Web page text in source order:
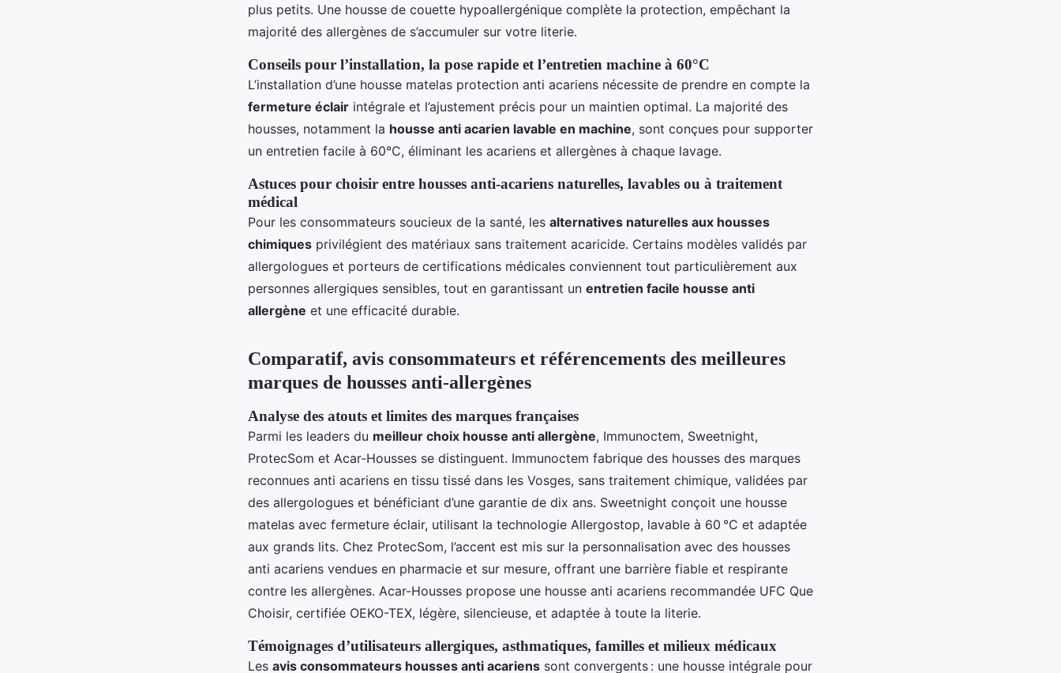
plus petits. Une housse de couette hypoallergénique complète la protection, empêchant la
majorité des allergènes de s’accumuler sur votre literie.
Conseils pour l’installation, la pose rapide et l’entretien machine à 60°C
L’installation d’une housse matelas protection anti acariens nécessite de prendre en compte la
fermeture éclair intégrale et l’ajustement précis pour un maintien optimal. La majorité des
housses, notamment la housse anti acarien lavable en machine, sont conçues pour supporter
un entretien facile à 60°C, éliminant les acariens et allergènes à chaque lavage.
Astuces pour choisir entre housses anti-acariens naturelles, lavables ou à traitement
médical
Pour les consommateurs soucieux de la santé, les alternatives naturelles aux housses
chimiques privilégient des matériaux sans traitement acaricide. Certains modèles validés par
allergologues et porteurs de certifications médicales conviennent tout particulièrement aux
personnes allergiques sensibles, tout en garantissant un entretien facile housse anti
allergène et une efficacité durable.
Comparatif, avis consommateurs et référencements des meilleures
marques de housses anti-allergènes
Analyse des atouts et limites des marques françaises
Parmi les leaders du meilleur choix housse anti allergène, Immunoctem, Sweetnight,
ProtecSom et Acar-Housses se distinguent. Immunoctem fabrique des housses des marques
reconnues anti acariens en tissu tissé dans les Vosges, sans traitement chimique, validées par
des allergologues et bénéficiant d’une garantie de dix ans. Sweetnight conçoit une housse
matelas avec fermeture éclair, utilisant la technologie Allergostop, lavable à 60 °C et adaptée
aux grands lits. Chez ProtecSom, l’accent est mis sur la personnalisation avec des housses
anti acariens vendues en pharmacie et sur mesure, offrant une barrière fiable et respirante
contre les allergènes. Acar-Housses propose une housse anti acariens recommandée UFC Que
Choisir, certifiée OEKO-TEX, légère, silencieuse, et adaptée à toute la literie.
Témoignages d’utilisateurs allergiques, asthmatiques, familles et milieux médicaux
Les avis consommateurs housses anti acariens sont convergents : une housse intégrale pour